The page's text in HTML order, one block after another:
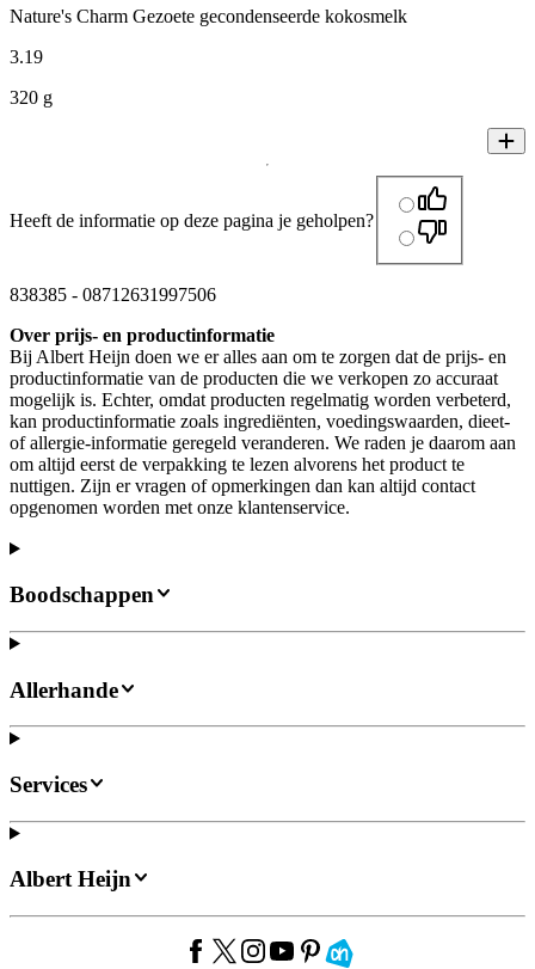
Nature's Charm Gezoete gecondenseerde kokosmelk
3.19
320 g
Heeft de informatie op deze pagina je geholpen?
838385 - 08712631997506
Over prijs- en productinformatie
Bij Albert Heijn doen we er alles aan om te zorgen dat de prijs- en
productinformatie van de producten die we verkopen zo accuraat
mogelijk is. Echter, omdat producten regelmatig worden verbeterd,
kan productinformatie zoals ingrediënten, voedingswaarden, dieet-
of allergie-informatie geregeld veranderen. We raden je daarom aan
om altijd eerst de verpakking te lezen alvorens het product te
nuttigen. Zijn er vragen of opmerkingen dan kan altijd contact
opgenomen worden met onze klantenservice.
Boodschappen
Allerhande
Services
Albert Heijn